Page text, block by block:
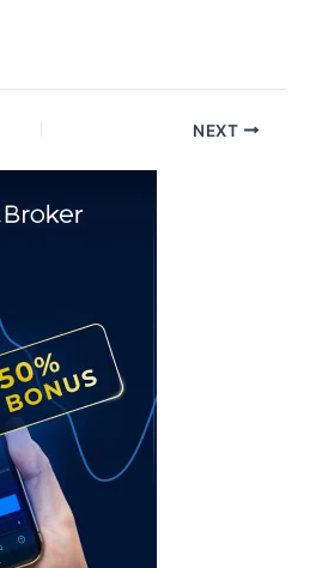
NEXT